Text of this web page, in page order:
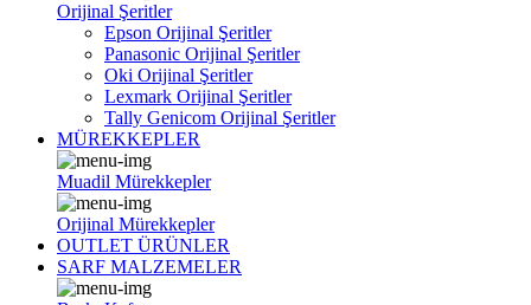
Orijinal Şeritler
Epson Orijinal Şeritler
Panasonic Orijinal Şeritler
Oki Orijinal Şeritler
Lexmark Orijinal Şeritler
Tally Genicom Orijinal Şeritler
MÜREKKEPLER
Muadil Mürekkepler
Orijinal Mürekkepler
OUTLET ÜRÜNLER
SARF MALZEMELER